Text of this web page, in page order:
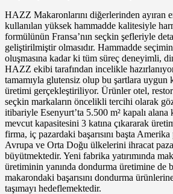
HAZZ Makaronlarını diğerlerinden ayıran
kullanılan yüksek hammadde kalitesiyle
formülünün Fransa’nın seçkin şefleriyle
geliştirilmiştir olmasıdır. Hammadde
oluşmasına kadar ki tüm süreç deneyimli,
HAZZ ekibi tarafından incelikle
tamamıyla glutensiz olup bu şartlara uygun
üretimi gerçekleştiriliyor. Ürünler otel,
seçkin markaların öncelikli tercihi olarak
itibariyle Esenyurt’ta 5.500 m² kapalı
mevcut kapasitesini 3 katına çıkararak
firma, iç pazardaki başarısını başta
Avrupa ve Orta Doğu ülkelerini ihracat
büyütmektedir. Yeni fabrika yatırımında
üretiminin yanında dondurma üretimine de
makarondaki başarısını dondurma
taşımayı hedeflemektedir.